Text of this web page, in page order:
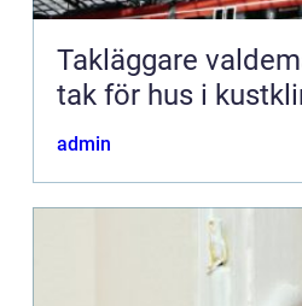
Takläggare
tak för hus i
admin